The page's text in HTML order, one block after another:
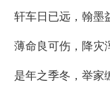
轩车日已远，翰墨
薄命良可伤，降灾
是年之季冬，举家